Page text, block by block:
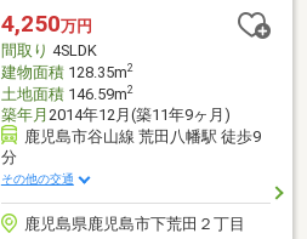
4,250万円
間取り 4SLDK
建物面積128.35m2
土地面積146.59m2
築年月 2014年12月(築11年9ヶ月)
鹿児島市谷山線 荒田八幡駅 徒歩9
分
その他の交通
鹿児島県鹿児島市下荒田２丁目